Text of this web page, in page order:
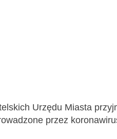
Urzędu Miasta
przez